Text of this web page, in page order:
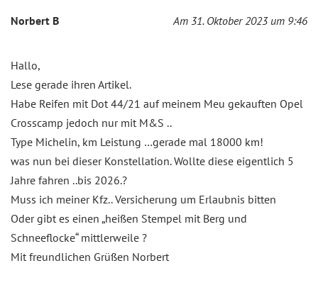
Norbert B Am 31. Oktober 2023 um 9:46
Hallo,
Lese gerade ihren Artikel.
Habe Reifen mit Dot 44/21 auf meinem Meu gekauften Opel
Crosscamp jedoch nur mit M&S ..
Type Michelin, km Leistung …gerade mal 18000 km!
was nun bei dieser Konstellation. Wollte diese eigentlich 5
Jahre fahren ..bis 2026.?
Muss ich meiner Kfz.. Versicherung um Erlaubnis bitten
Oder gibt es einen „heißen Stempel mit Berg und
Schneeflocke“ mittlerweile ?
Mit freundlichen Grüßen Norbert